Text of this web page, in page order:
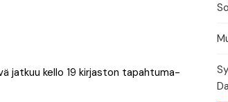
jatkuu kello 19 kirjaston tapahtuma-